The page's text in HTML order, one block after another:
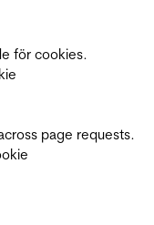
för cookies.
page requests.